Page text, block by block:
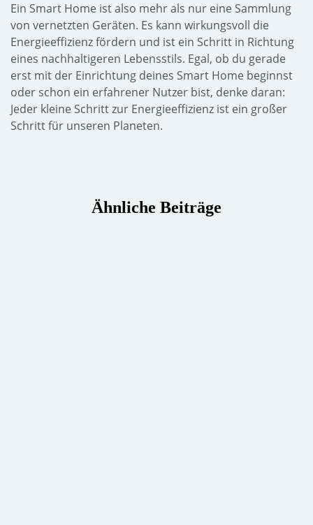
Ein Smart Home ist also mehr als nur eine Sammlung
von vernetzten Geräten. Es kann wirkungsvoll die
Energieeffizienz fördern und ist ein Schritt in Richtung
eines nachhaltigeren Lebensstils. Egal, ob du gerade
erst mit der Einrichtung deines Smart Home beginnst
oder schon ein erfahrener Nutzer bist, denke daran:
Jeder kleine Schritt zur Energieeffizienz ist ein großer
Schritt für unseren Planeten.
Ähnliche Beiträge